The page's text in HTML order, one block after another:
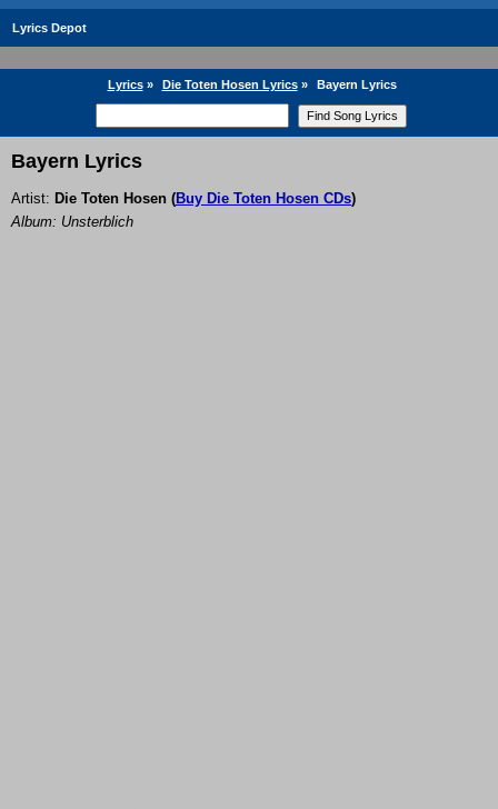
Lyrics Depot
Lyrics» Die Toten Hosen Lyrics» Bayern Lyrics
Bayern Lyrics
Artist: Die Toten Hosen (Buy Die Toten Hosen CDs)
Album: Unsterblich